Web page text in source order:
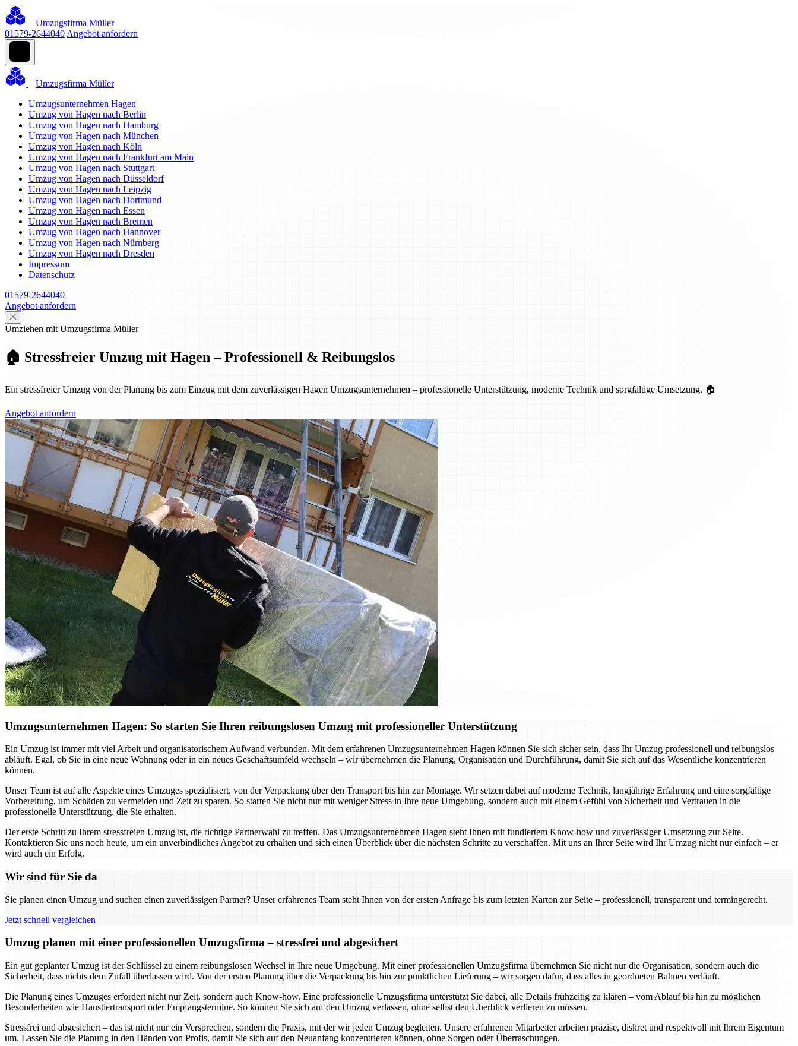
Umzugsfirma Müller
01579-2644040 Angebot anfordern
Umzugsfirma Müller
Umzugsunternehmen Hagen
Umzug von Hagen nach Berlin
Umzug von Hagen nach Hamburg
Umzug von Hagen nach München
Umzug von Hagen nach Köln
Umzug von Hagen nach Frankfurt am Main
Umzug von Hagen nach Stuttgart
Umzug von Hagen nach Düsseldorf
Umzug von Hagen nach Leipzig
Umzug von Hagen nach Dortmund
Umzug von Hagen nach Essen
Umzug von Hagen nach Bremen
Umzug von Hagen nach Hannover
Umzug von Hagen nach Nürnberg
Umzug von Hagen nach Dresden
Impressum
Datenschutz
01579-2644040
Angebot anfordern
Umziehen mit Umzugsfirma Müller
🏠 Stressfreier Umzug mit Hagen – Professionell & Reibungslos
Ein stressfreier Umzug von der Planung bis zum Einzug mit dem zuverlässigen Hagen Umzugsunternehmen – professionelle Unterstützung, moderne Technik und sorgfältige Umsetzung. 🏠
Angebot anfordern
Umzugsunternehmen Hagen: So starten Sie Ihren reibungslosen Umzug mit professioneller Unterstützung
Ein Umzug ist immer mit viel Arbeit und organisatorischem Aufwand verbunden. Mit dem erfahrenen Umzugsunternehmen Hagen können Sie sich sicher sein, dass Ihr Umzug professionell und reibungslos
abläuft. Egal, ob Sie in eine neue Wohnung oder in ein neues Geschäftsumfeld wechseln – wir übernehmen die Planung, Organisation und Durchführung, damit Sie sich auf das Wesentliche konzentrieren
können.
Unser Team ist auf alle Aspekte eines Umzuges spezialisiert, von der Verpackung über den Transport bis hin zur Montage. Wir setzen dabei auf moderne Technik, langjährige Erfahrung und eine sorgfältige
Vorbereitung, um Schäden zu vermeiden und Zeit zu sparen. So starten Sie nicht nur mit weniger Stress in Ihre neue Umgebung, sondern auch mit einem Gefühl von Sicherheit und Vertrauen in die
professionelle Unterstützung, die Sie erhalten.
Der erste Schritt zu Ihrem stressfreien Umzug ist, die richtige Partnerwahl zu treffen. Das Umzugsunternehmen Hagen steht Ihnen mit fundiertem Know-how und zuverlässiger Umsetzung zur Seite.
Kontaktieren Sie uns noch heute, um ein unverbindliches Angebot zu erhalten und sich einen Überblick über die nächsten Schritte zu verschaffen. Mit uns an Ihrer Seite wird Ihr Umzug nicht nur einfach – er
wird auch ein Erfolg.
Wir sind für Sie da
Sie planen einen Umzug und suchen einen zuverlässigen Partner? Unser erfahrenes Team steht Ihnen von der ersten Anfrage bis zum letzten Karton zur Seite – professionell, transparent und termingerecht.
Jetzt schnell vergleichen
Umzug planen mit einer professionellen Umzugsfirma – stressfrei und abgesichert
Ein gut geplanter Umzug ist der Schlüssel zu einem reibungslosen Wechsel in Ihre neue Umgebung. Mit einer professionellen Umzugsfirma übernehmen Sie nicht nur die Organisation, sondern auch die
Sicherheit, dass nichts dem Zufall überlassen wird. Von der ersten Planung über die Verpackung bis hin zur pünktlichen Lieferung – wir sorgen dafür, dass alles in geordneten Bahnen verläuft.
Die Planung eines Umzuges erfordert nicht nur Zeit, sondern auch Know-how. Eine professionelle Umzugsfirma unterstützt Sie dabei, alle Details frühzeitig zu klären – vom Ablauf bis hin zu möglichen
Besonderheiten wie Haustiertransport oder Empfangstermine. So können Sie sich auf den Umzug verlassen, ohne selbst den Überblick verlieren zu müssen.
Stressfrei und abgesichert – das ist nicht nur ein Versprechen, sondern die Praxis, mit der wir jeden Umzug begleiten. Unsere erfahrenen Mitarbeiter arbeiten präzise, diskret und respektvoll mit Ihrem Eigentum
um. Lassen Sie die Planung in den Händen von Profis, damit Sie sich auf den Neuanfang konzentrieren können, ohne Sorgen oder Überraschungen.